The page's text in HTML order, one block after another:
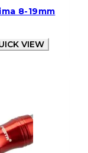
8-19mm
VIEW